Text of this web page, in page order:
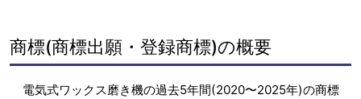
商標(商標出願・登録商標)の概要
電気式ワックス磨き機の過去5年間(2020〜2025年)の商標